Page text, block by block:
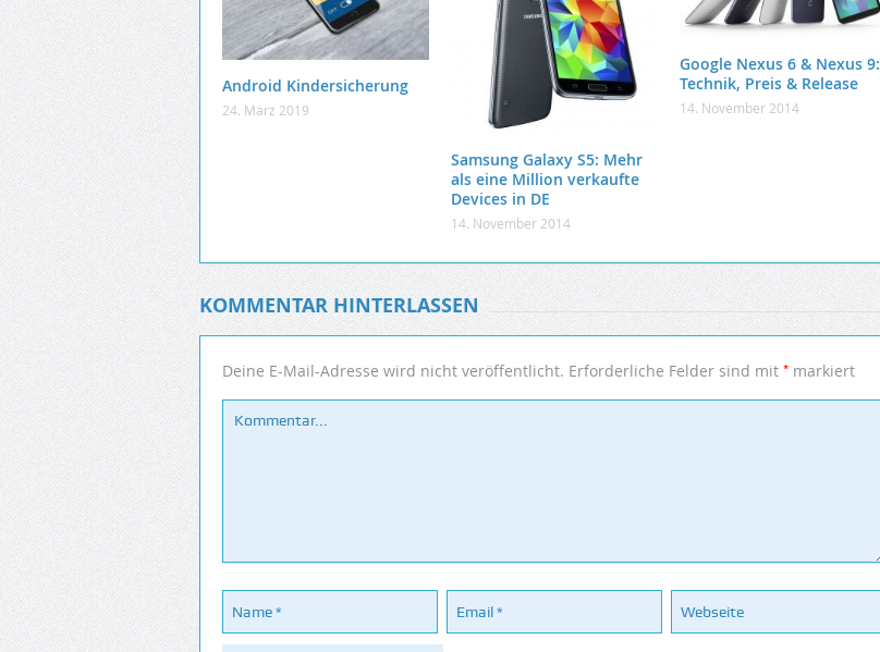
Android Kindersicherung
24. März 2019
Samsung Galaxy S5: Mehr
als eine Million verkaufte
Devices in DE
14. November 2014
Google Nexus 6 & Nexus 9:
Technik, Preis & Release
14. November 2014
KOMMENTAR HINTERLASSEN
Deine E-Mail-Adresse wird nicht veröffentlicht. Erforderliche Felder sind mit * markiert